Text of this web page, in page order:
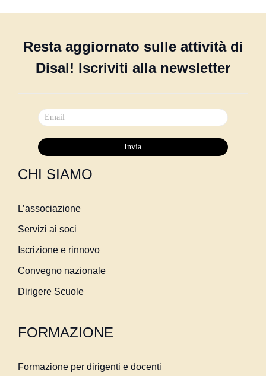
Resta aggiornato sulle attività di
Disal! Iscriviti alla newsletter
CHI SIAMO
L’associazione
Servizi ai soci
Iscrizione e rinnovo
Convegno nazionale
Dirigere Scuole
FORMAZIONE
Formazione per dirigenti e docenti